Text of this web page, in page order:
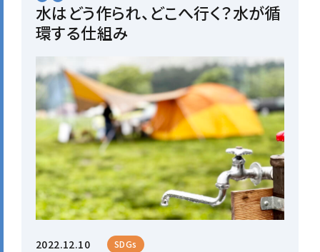
水はどう作られ、どこへ行く？水が循
環する仕組み
2022.12.10 SDGs